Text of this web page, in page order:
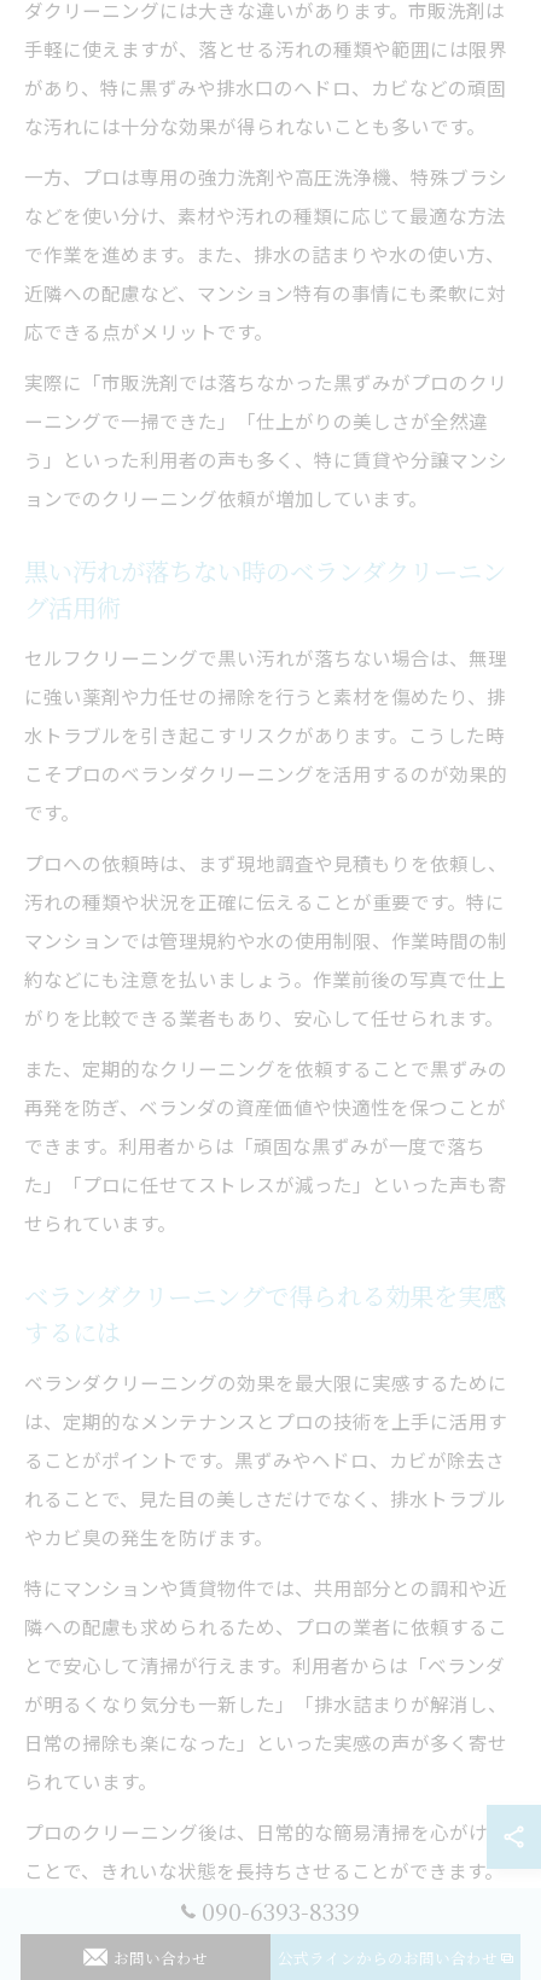
ダクリーニングには大きな違いがあります。市販洗剤は
手軽に使えますが、落とせる汚れの種類や範囲には限界
があり、特に黒ずみや排水口のヘドロ、カビなどの頑固
な汚れには十分な効果が得られないことも多いです。
一方、プロは専用の強力洗剤や高圧洗浄機、特殊ブラシ
などを使い分け、素材や汚れの種類に応じて最適な方法
で作業を進めます。また、排水の詰まりや水の使い方、
近隣への配慮など、マンション特有の事情にも柔軟に対
応できる点がメリットです。
実際に「市販洗剤では落ちなかった黒ずみがプロのクリ
ーニングで一掃できた」「仕上がりの美しさが全然違
う」といった利用者の声も多く、特に賃貸や分譲マンシ
ョンでのクリーニング依頼が増加しています。
黒い汚れが落ちない時のベランダクリーニン
グ活用術
セルフクリーニングで黒い汚れが落ちない場合は、無理
に強い薬剤や力任せの掃除を行うと素材を傷めたり、排
水トラブルを引き起こすリスクがあります。こうした時
こそプロのベランダクリーニングを活用するのが効果的
です。
プロへの依頼時は、まず現地調査や見積もりを依頼し、
汚れの種類や状況を正確に伝えることが重要です。特に
マンションでは管理規約や水の使用制限、作業時間の制
約などにも注意を払いましょう。作業前後の写真で仕上
がりを比較できる業者もあり、安心して任せられます。
また、定期的なクリーニングを依頼することで黒ずみの
再発を防ぎ、ベランダの資産価値や快適性を保つことが
できます。利用者からは「頑固な黒ずみが一度で落ち
た」「プロに任せてストレスが減った」といった声も寄
せられています。
ベランダクリーニングで得られる効果を実感
するには
ベランダクリーニングの効果を最大限に実感するために
は、定期的なメンテナンスとプロの技術を上手に活用す
ることがポイントです。黒ずみやヘドロ、カビが除去さ
れることで、見た目の美しさだけでなく、排水トラブル
やカビ臭の発生を防げます。
特にマンションや賃貸物件では、共用部分との調和や近
隣への配慮も求められるため、プロの業者に依頼するこ
とで安心して清掃が行えます。利用者からは「ベランダ
が明るくなり気分も一新した」「排水詰まりが解消し、
日常の掃除も楽になった」といった実感の声が多く寄せ
られています。
プロのクリーニング後は、日常的な簡易清掃を心がける
ことで、きれいな状態を長持ちさせることができます。
効果を維持するためのアドバイスや注意点についても、
業者から直接レクチャーを受けると良いでしょう。
090-6393-8339
お問い合わせ 公式ラインからのお問い合わせ